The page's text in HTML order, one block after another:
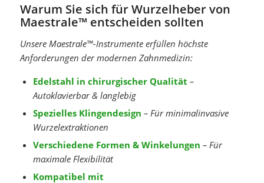
Warum Sie sich für Wurzelheber von
Maestrale™ entscheiden sollten
Unsere Maestrale™-Instrumente erfüllen höchste
Anforderungen der modernen Zahnmedizin:
Edelstahl in chirurgischer Qualität –
Autoklavierbar & langlebig
Spezielles Klingendesign – Für minimalinvasive
Wurzelextraktionen
Verschiedene Formen & Winkelungen – Für
maximale Flexibilität
Kompatibel mit